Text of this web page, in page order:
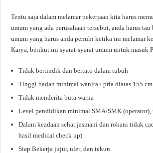
Tentu saja dalam melamar pekerjaan kita harus
umum yang ada perusahaan tersebut, anda harus tau
umum yang harus anda penuhi ketika ini melamar
Karya, berikut ini syarat-syarat umum untuk masuk
Tidak bertindik dan bertato dalam tubuh
Tinggi badan minimal wanita / pria diatas 155 cm
Tidak menderita buta warna
Level pendidikan minimal SMA/SMK (operator),
Dalam keadaan sehat jasmani dan rohani tidak
hasil medical check up)
Siap Bekerja jujur, ulet, dan tekun